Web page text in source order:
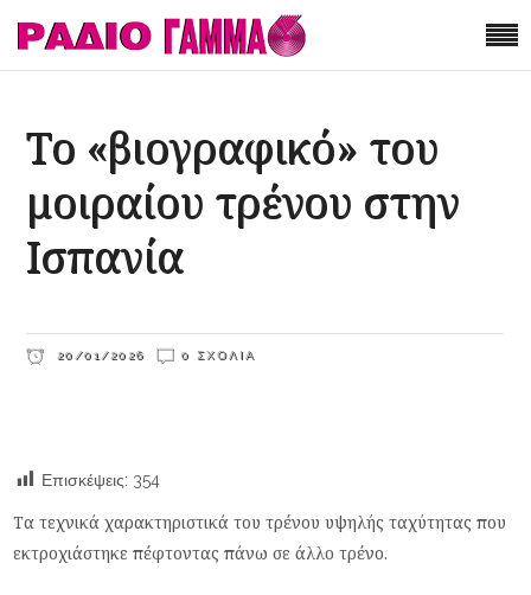
Το «βιογραφικό» του
μοιραίου τρένου στην
Ισπανία
20/01/2026 0 ΣΧΌΛΙΑ
Επισκέψεις: 354
Τα τεχνικά χαρακτηριστικά του τρένου υψηλής ταχύτητας που
εκτροχιάστηκε πέφτοντας πάνω σε άλλο τρένο.